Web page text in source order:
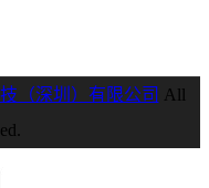
（深圳）有限公司 All